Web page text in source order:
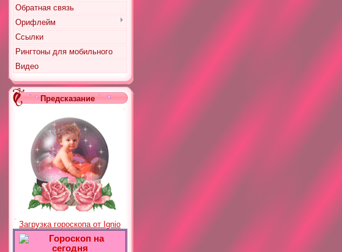
Обратная связь
Орифлейм
Ссылки
Рингтоны для мобильного
Видео
Предсказание
Загрузка гороскопа от Ignio
Гороскоп на
сегодня